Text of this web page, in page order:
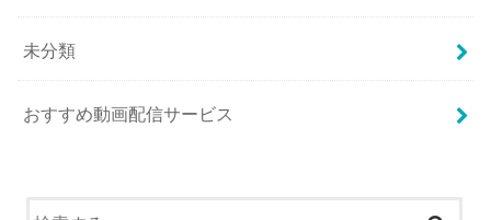
未分類
おすすめ動画配信サービス